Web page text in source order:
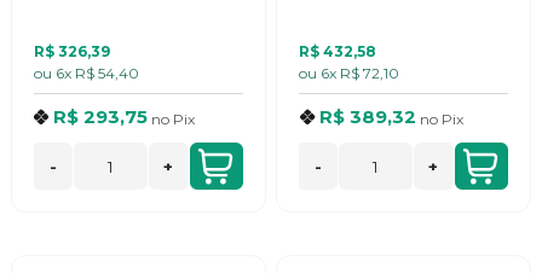
R$ 326,39
ou 6x R$ 54,40
R$ 293,75 no Pix
- +
R$ 432,58
ou 6x R$ 72,10
R$ 389,32 no Pix
- +